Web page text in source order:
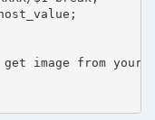
image from your